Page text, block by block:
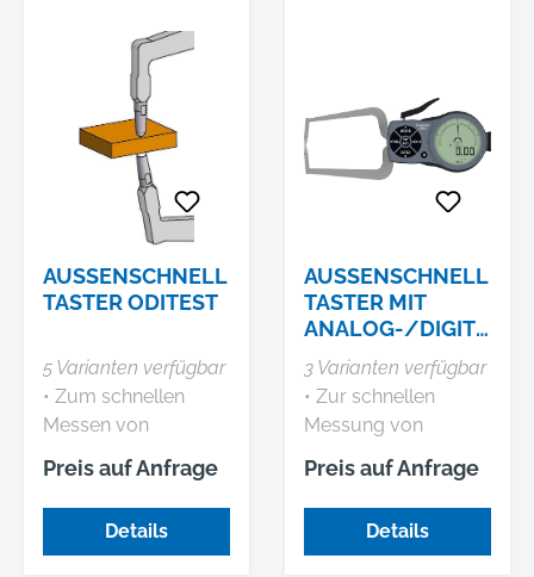
AUSSENSCHNELLT
ASTER ODITEST
5 Varianten verfügbar
• Zum schnellen
Messen von
Wandstärken • Mit
einem festen und
einem beweglichen
Tastarm • Schmutz-
Preis auf Anfrage
Details
AUSSENSCHNELLT
ASTER MIT A
NALOG-/DIGITAL
ANZEIGE
3 Varianten verfügbar
• Zur schnellen
Messung von
Nuten-, Bohrungs-
und Wandstärken •
Schutzart IP67 •
Display mit 250°
Preis auf Anfrage
Details